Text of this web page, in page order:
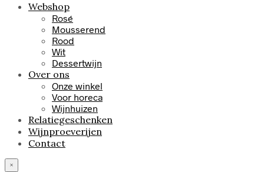
Webshop
Rosé
Mousserend
Rood
Wit
Dessertwijn
Over ons
Onze winkel
Voor horeca
Wijnhuizen
Relatiegeschenken
Wijnproeverijen
Contact
×